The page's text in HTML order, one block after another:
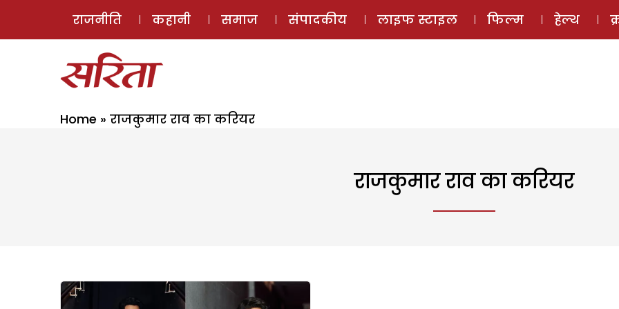
ई-मैगज़ीन
राजनीति कहानी समाज संपादकीय लाइफ स्टाइल फिल्म हेल्थ
Home » राजकुमार राव का करियर
राजकुमार राव का करियर